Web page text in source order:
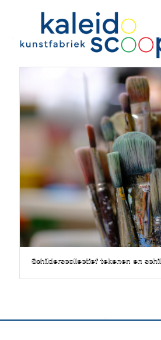
Schilderscollectief tekenen en